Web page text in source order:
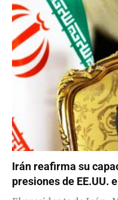
Irán reafirma su
presiones de EE.UU.